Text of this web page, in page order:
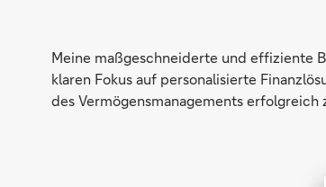
Meine maßgeschneiderte und effiziente
klaren Fokus auf personalisierte
des Vermögensmanagements erfolgreich